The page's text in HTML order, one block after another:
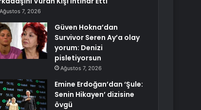
Ağustos 7, 2026
Güven Hokna’dan
Survivor Seren Ay’a olay
yorum: Denizi
pisletiyorsun
Ağustos 7, 2026
Emine Erdoğan’dan ‘Şule:
Senin Hikayen’ dizisine
övgü